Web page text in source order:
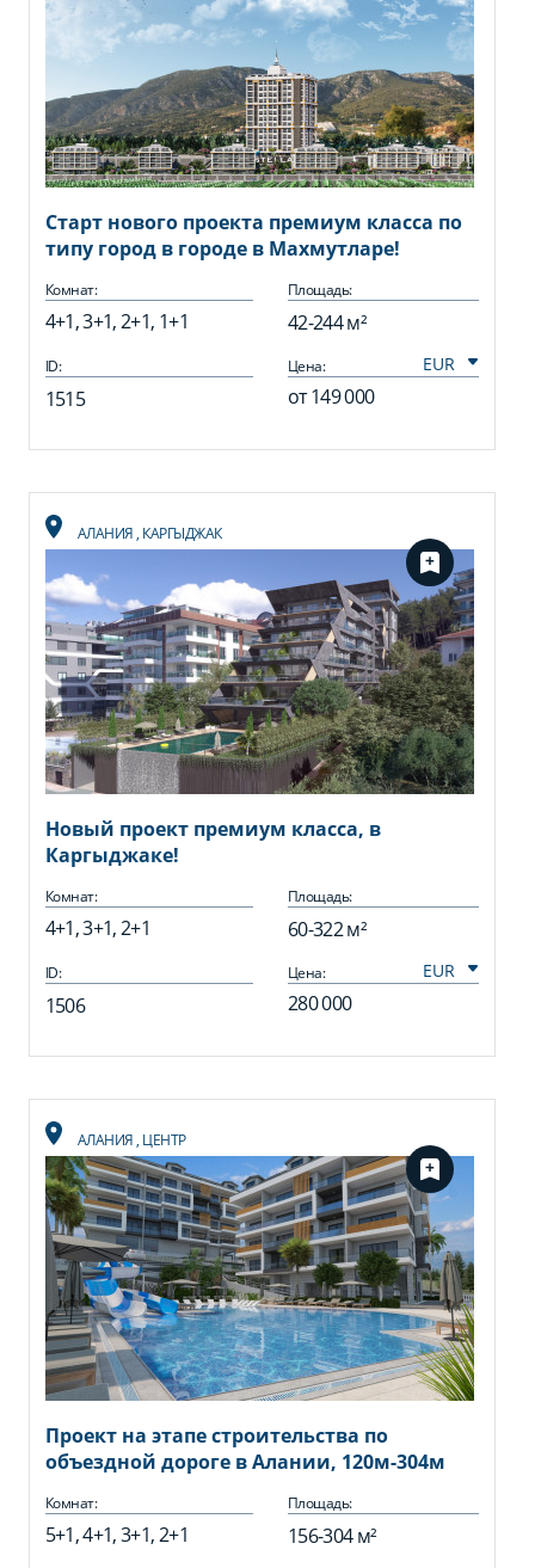
Старт нового проекта премиум класса по
типу город в городе в Махмутларе!
Комнат:
4+1, 3+1, 2+1, 1+1
Площадь:
42-244 м²
ID:
1515
Цена:
от149 000
АЛАНИЯ, КАРГЫДЖАК
Новый проект премиум класса, в
Каргыджаке!
Комнат:
4+1, 3+1, 2+1
Площадь:
60-322 м²
ID:
1506
Цена:
280 000
АЛАНИЯ, ЦЕНТР
Проект на этапе строительства по
объездной дороге в Алании, 120м-304м
Комнат:
5+1, 4+1, 3+1, 2+1
Площадь:
156-304 м²